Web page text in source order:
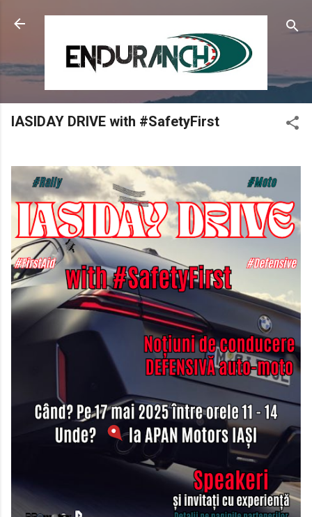
Skip to main content
IASIDAY DRIVE with #SafetyFirst